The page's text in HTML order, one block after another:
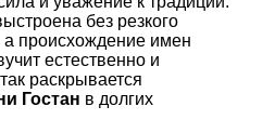
без резкого
а происхождение имен
естественно и
раскрывается
Гостан в долгих